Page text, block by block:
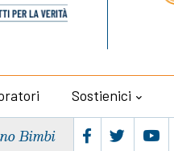
Sostienici
Bimbi